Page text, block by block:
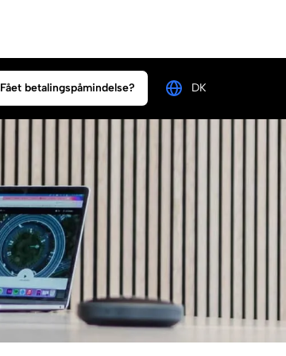
Fået betalingspåmindelse? DK